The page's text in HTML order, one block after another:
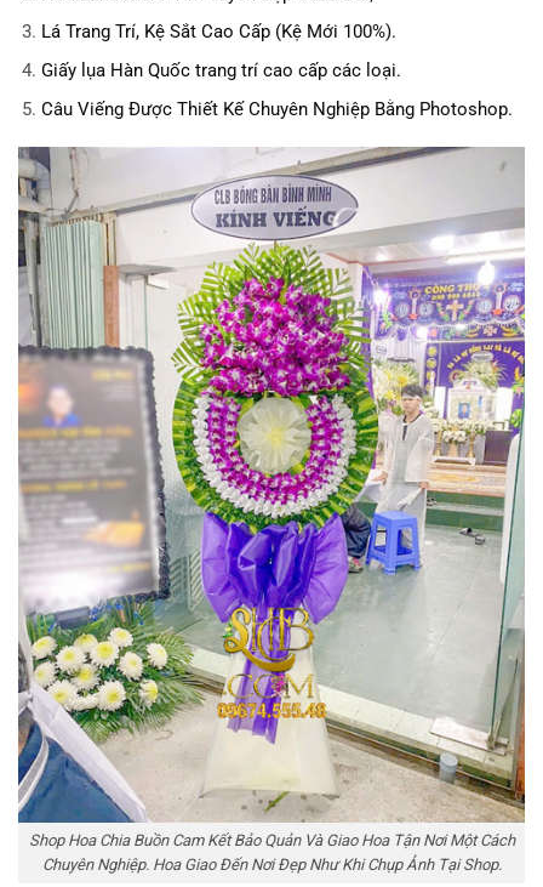
Lá Trang Trí, Kệ Sắt Cao Cấp (Kệ Mới 100%).
Giấy lụa Hàn Quốc trang trí cao cấp các loại.
Câu Viếng Được Thiết Kế Chuyên Nghiệp Bằng Photoshop.
Shop Hoa Chia Buồn Cam Kết Bảo Quản Và Giao Hoa Tận Nơi Một Cách
Chuyên Nghiệp. Hoa Giao Đến Nơi Đẹp Như Khi Chụp Ảnh Tại Shop.